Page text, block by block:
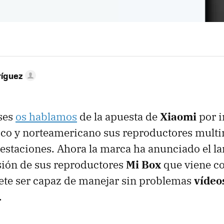
os hablamos de la apuesta deXiaomipor
y norteamericano sus reproductores
Ahora la marca ha anunciado el
de sus reproductores Mi Box que viene
ser capaz de manejar sin problemas